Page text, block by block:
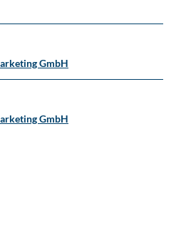
GmbH
GmbH